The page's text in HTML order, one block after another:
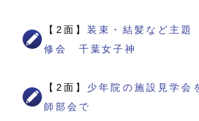
【2面】装束・結髪など主
修会 千葉女子神
【2面】 少年院の施設見学
師部会で